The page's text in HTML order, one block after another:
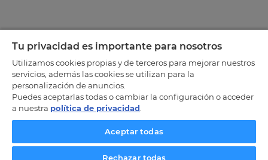
Tu privacidad es importante para nosotros
Utilizamos cookies propias y de terceros para mejorar nuestros
servicios, además las cookies se utilizan para la
personalización de anuncios.
Puedes aceptarlas todas o cambiar la configuración o acceder
a nuestra política de privacidad
Aceptar todas
Rechazar todas